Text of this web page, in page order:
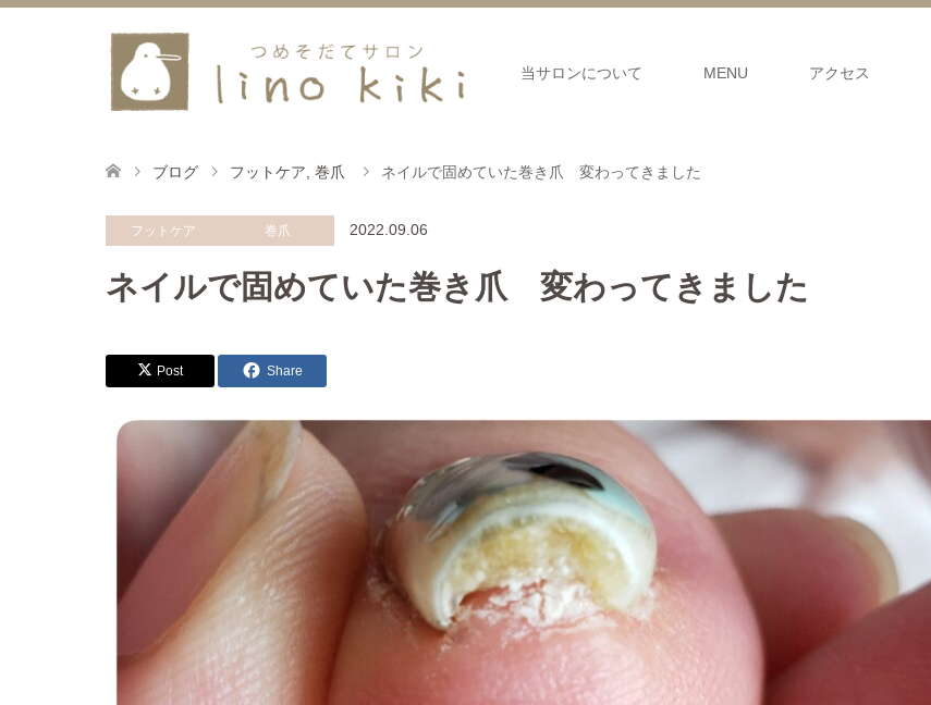
当サロンについて MENU アクセス
ブログ フットケア 巻爪 ネイルで固めていた巻き爪 変わってきました
フットケア 巻爪 2022.09.06
ネイルで固めていた巻き爪 変わってきました
Post Share